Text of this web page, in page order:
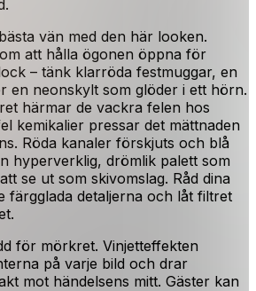
vän med den här looken.
att hålla ögonen öppna för
– tänk klarröda festmuggar, en
en neonskylt som glöder i ett hörn.
härmar de vackra felen hos
kemikalier pressar det mättnaden
Röda kanaler förskjuts och blå
hyperverklig, drömlik palett som
se ut som skivomslag. Råd dina
färgglada detaljerna och låt filtret
för mörkret. Vinjetteffekten
på varje bild och drar
mot händelsens mitt. Gäster kan